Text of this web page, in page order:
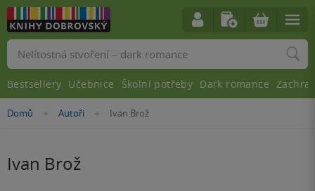
Nacházíte
Domů »Autoři »Ivan Brož
Ivan Brož
Vyhledávání
Bestsellery Učebnice Školní potřeby Dark romance